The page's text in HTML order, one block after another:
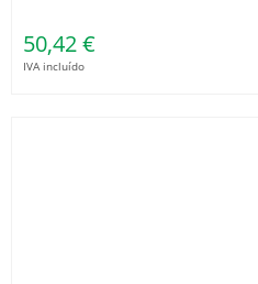
50,42 €
IVA incluído